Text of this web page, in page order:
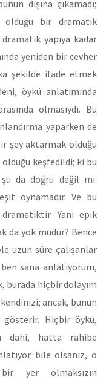
dışına çıkamadı;
olduğu bir dramatik
yapıya kadar
yeniden bir cevher
şekilde ifade etmek
öykü anlatımında
olmasıydı. Bu
yaparken de
şey aktarmak olduğu
keşfedildi; ki bu
da doğru değil mi:
oynamadır. Ve bu
Yani epik
da yok mudur? Bence
uzun süre çalışanlar
sana anlatıyorum,
burada hiçbir dolayım
kendinizi; ancak, bunun
gösterir. Hiçbir öykü,
dahi, hatta rahibe
bile olsanız, o
yer olmaksızın